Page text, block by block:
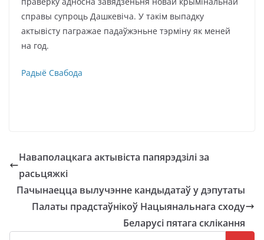
справы супроць Дашкевіча. У такім выпадку
актывісту пагражае падаўжэньне тэрміну як меней
на год.
Радыё Свабода
Наваполацкага актывіста папярэдзілі за
расьцяжкі
Пачынаецца вылучэнне кандыдатаў у дэпутаты
Палаты прадстаўнікоў Нацыянальнага сходу
Беларусі пятага склікання